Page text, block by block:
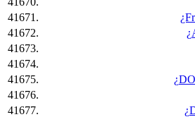
41671.
41672.
41673.
41674.
41675.
41676.
41677.